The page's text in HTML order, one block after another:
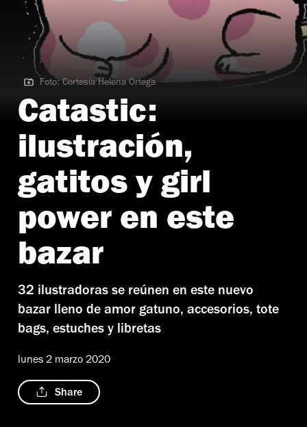
Foto: Cortesía Helena Ortega
Foto: Cortesía Helena Ortega
Catastic:
ilustración,
gatitos y girl
power en este
bazar
32 ilustradoras se reúnen en este nuevo
bazar lleno de amor gatuno, accesorios, tote
bags, estuches y libretas
lunes 2 marzo 2020
Share